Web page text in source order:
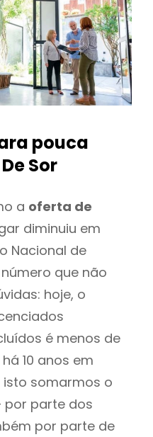
pouca
Sor
a oferta de
diminuiu em
Nacional de
que não
hoje, o
é menos de
10 anos em
isto somarmos o
por parte dos
por parte de